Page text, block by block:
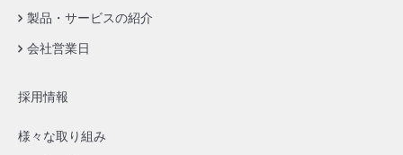
製品・サービスの紹介
会社営業日
採用情報
様々な取り組み